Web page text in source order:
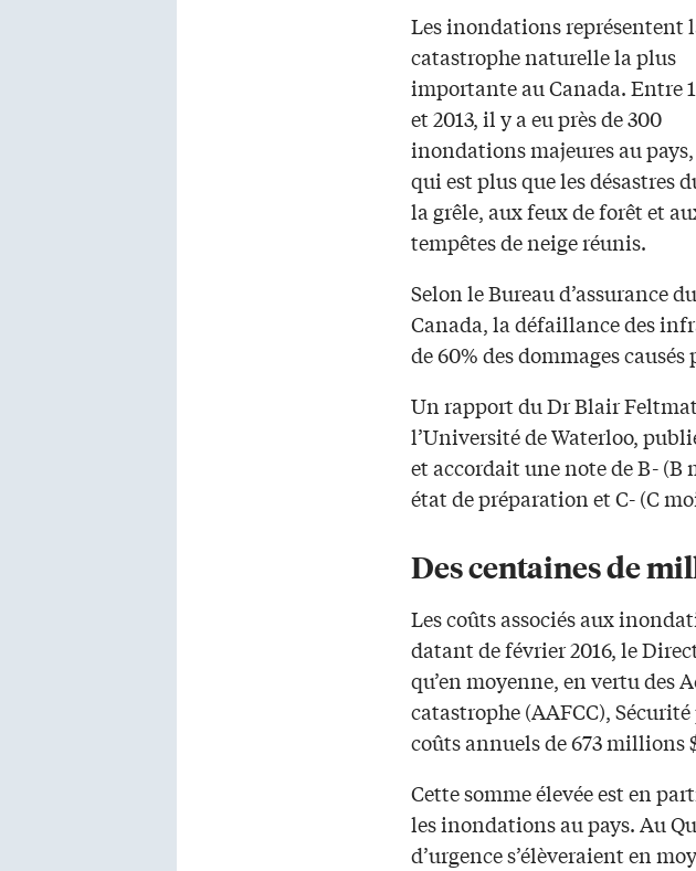
Les inondations représentent
catastrophe naturelle la plus
importante au Canada. Entre
et 2013, il y a eu près de 300
inondations majeures au pays,
qui est plus que les désastres
la grêle, aux feux de forêt et
tempêtes de neige réunis.
Selon le Bureau d’assurance du
Canada, la défaillance des
de 60% des dommages causés
Un rapport du Dr Blair
l’Université de Waterloo,
et accordait une note de B-
état de préparation et C- (C
Des centaines de
Les coûts associés aux
datant de février 2016, le
qu’en moyenne, en vertu des
catastrophe (AAFCC),
coûts annuels de 673 millions
Cette somme élevée est en
les inondations au pays. Au
d’urgence s’élèveraient en